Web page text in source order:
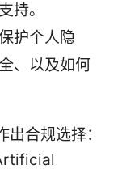
持。
护个人隐
、以及如何
合规选择：